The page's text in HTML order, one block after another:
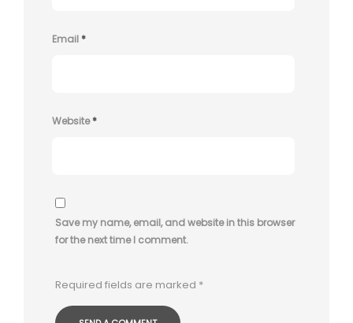
Email*
Website*
Save my name, email, and website in this browser
for the next time I comment.
Required fields are marked *